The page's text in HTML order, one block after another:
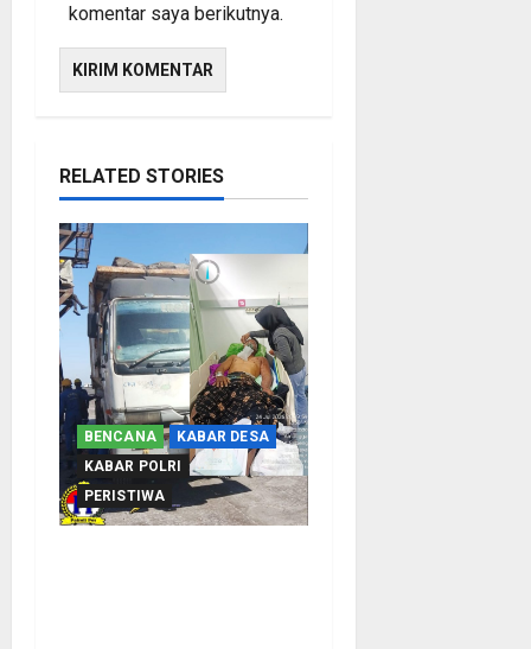
komentar saya berikutnya.
RELATED STORIES
BENCANA
KABAR DESA
KABAR POLRI
PERISTIWA